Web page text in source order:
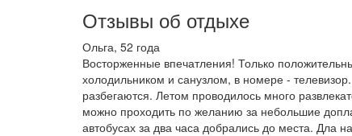
Отзывы об отдыхе
Ольга, 52 года
Восторженные впечатления! Только
холодильником и санузлом, в номере -
разбегаются. Летом проводилось много
можно проходить по желанию за небольшие
автобусах за два часа добрались до места. Дла